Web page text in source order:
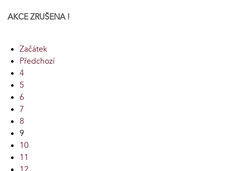
AKCE ZRUŠENA !
Začátek
Předchozí
4
5
6
7
8
9
10
11